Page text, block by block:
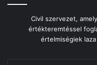
Civil szervezet,
értékteremtéssel
értelmiségiek